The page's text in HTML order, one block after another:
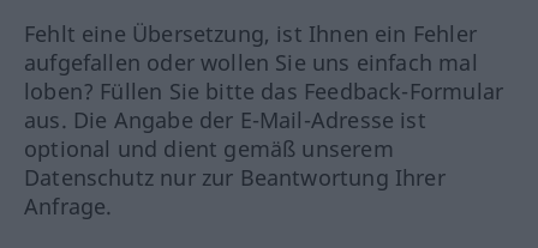
Fehlt eine Übersetzung, ist Ihnen ein Fehler
aufgefallen oder wollen Sie uns einfach mal
loben? Füllen Sie bitte das Feedback-Formular
aus. Die Angabe der E-Mail-Adresse ist
optional und dient gemäß unserem
Datenschutz nur zur Beantwortung Ihrer
Anfrage.